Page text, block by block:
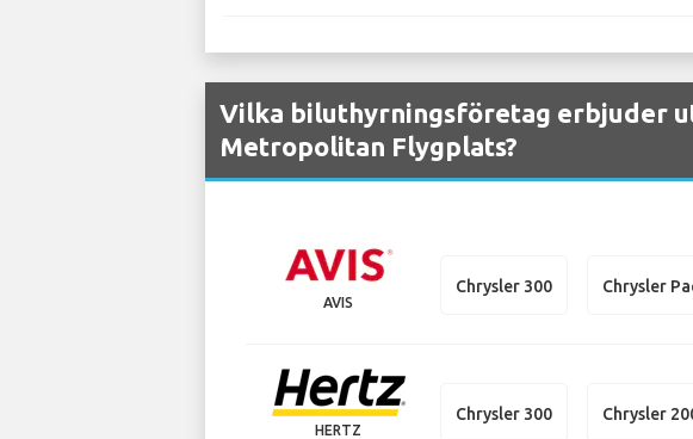
Vilka biluthyrningsföretag erbjuder
Metropolitan Flygplats?
AVIS
Chrysler 300 Chrysler
HERTZ
Chrysler 300 Chrysler